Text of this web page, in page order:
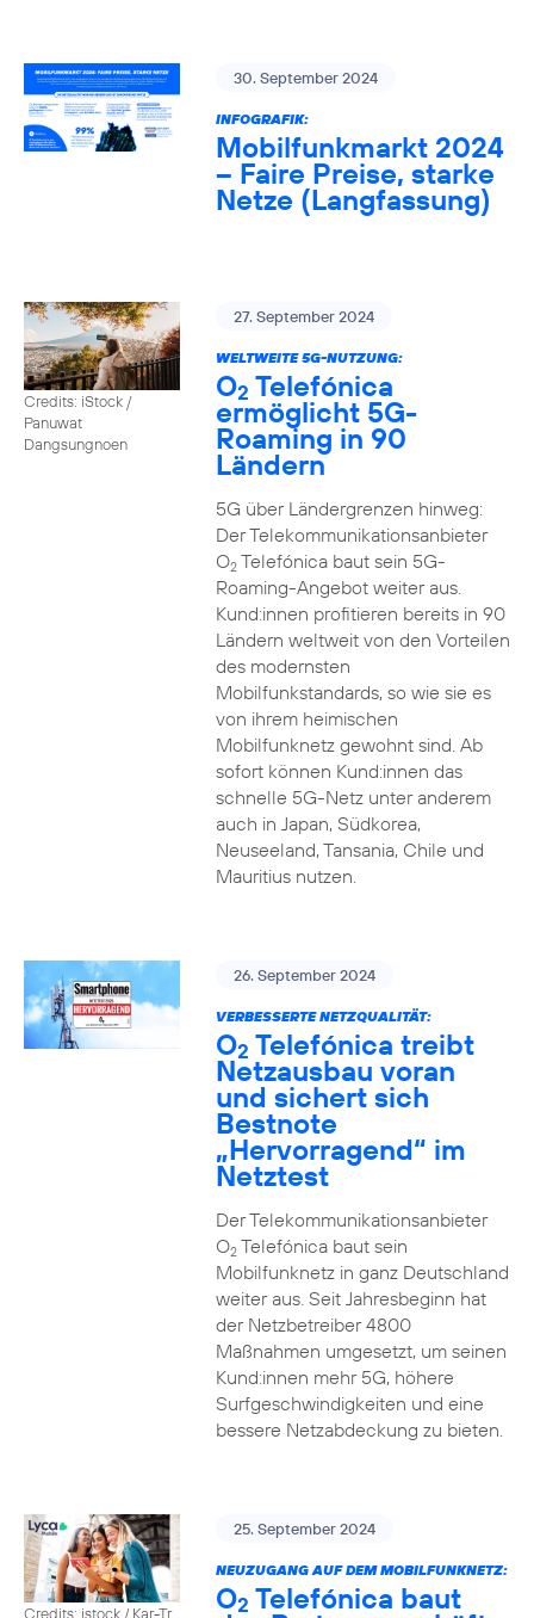
30. September 2024
INFOGRAFIK:
Mobilfunkmarkt 2024
– Faire Preise, starke
Netze (Langfassung)
Credits: iStock /
Panuwat
Dangsungnoen
27. September 2024
WELTWEITE 5G-NUTZUNG:
O2 Telefónica
ermöglicht 5G-
Roaming in 90
Ländern
5G über Ländergrenzen hinweg:
Der Telekommunikationsanbieter
O2Telefónica baut sein 5G-
Roaming-Angebot weiter aus.
Kund:innen profitieren bereits in 90
Ländern weltweit von den Vorteilen
des modernsten
Mobilfunkstandards, so wie sie es
von ihrem heimischen
Mobilfunknetz gewohnt sind. Ab
sofort können Kund:innen das
schnelle 5G-Netz unter anderem
auch in Japan, Südkorea,
Neuseeland, Tansania, Chile und
Mauritius nutzen.
26. September 2024
VERBESSERTE NETZQUALITÄT:
O2 Telefónica treibt
Netzausbau voran
und sichert sich
Bestnote
„Hervorragend“ im
Netztest
Der Telekommunikationsanbieter
O2Telefónica baut sein
Mobilfunknetz in ganz Deutschland
weiter aus. Seit Jahresbeginn hat
der Netzbetreiber 4800
Maßnahmen umgesetzt, um seinen
Kund:innen mehr 5G, höhere
Surfgeschwindigkeiten und eine
bessere Netzabdeckung zu bieten.
Credits: istock / Kar-Tr
25. September 2024
NEUZUGANG AUF DEM MOBILFUNKNETZ:
O2 Telefónica baut